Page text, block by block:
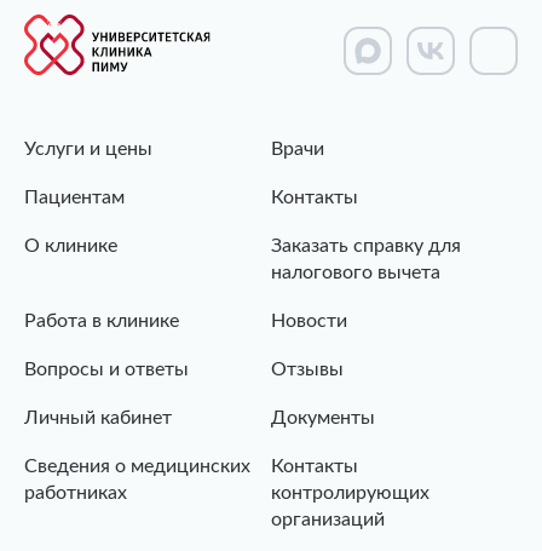
Услуги и цены Врачи
Пациентам Контакты
О клинике
Заказать справку для
налогового вычета
Работа в клинике Новости
Вопросы и ответы Отзывы
Личный кабинет Документы
Сведения о медицинских
работниках
Контакты
контролирующих
организаций